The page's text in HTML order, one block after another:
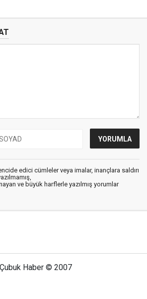
edici cümleler veya imalar, inançlara saldırı
ve büyük harflerle yazılmış yorumlar
Çubuk Haber © 2007